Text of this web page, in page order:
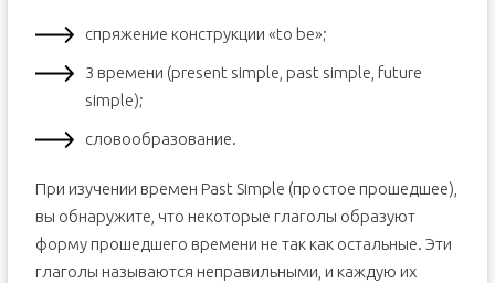
спряжение конструкции «to be»;
3 времени (present simple, past simple, future
simple);
словообразование.
При изучении времен Past Simple (простое прошедшее),
вы обнаружите, что некоторые глаголы образуют
форму прошедшего времени не так как остальные. Эти
глаголы называются неправильными, и каждую их